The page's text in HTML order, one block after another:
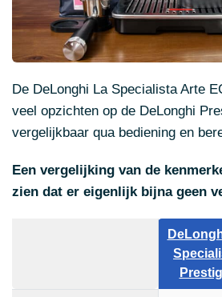
De DeLonghi La Specialista Arte
veel opzichten op de DeLonghi
vergelijkbaar qua bediening en
Een vergelijking van de
zien dat er eigenlijk bijna geen